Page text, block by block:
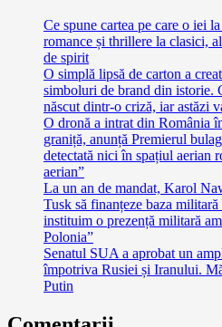
Ce spune cartea pe care o iei
romance și thrillere la clasici,
de spirit
O simplă lipsă de carton a
simboluri de brand din istorie.
născut dintr-o criză, iar astăzi
O dronă a intrat din România
graniță, anunță Premierul
detectată nici în spațiul aerian
aerian”
La un an de mandat, Karol
Tusk să finanțeze baza
instituim o prezență militară
Polonia”
Senatul SUA a aprobat un
împotriva Rusiei și Iranului.
Putin